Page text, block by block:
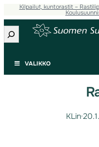
Kilpailut, kuntorastit –
Etsi
VALIKKO
KLin·